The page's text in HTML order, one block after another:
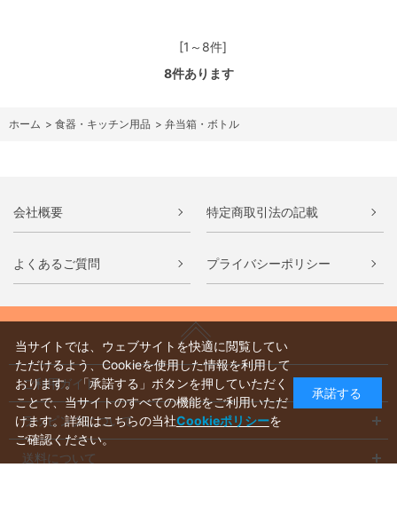
[1～8件]
8件あります
ホーム > 食器・キッチン用品 > 弁当箱・ボトル
会社概要 特定商取引法の記載
よくあるご質問 プライバシーポリシー
ご利用ガイド
ラッピングについて
送料について
当サイトでは、ウェブサイトを快適に閲覧してい
ただけるよう、Cookieを使用した情報を利用して
おります。「承諾する」ボタンを押していただく
ことで、当サイトのすべての機能をご利用いただ
けます。詳細はこちらの当社Cookieポリシーを
ご確認ください。
承諾する